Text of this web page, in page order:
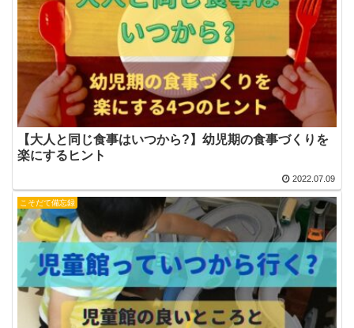
【大人と同じ食事はいつから?】幼児期の食事づくりを
楽にするヒント
2022.07.09
こそだて備忘録